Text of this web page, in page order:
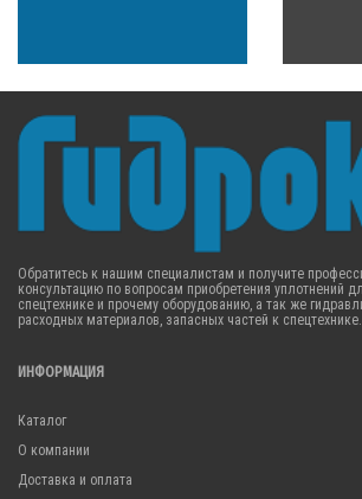
Обратитесь к нашим специалистам и получите
консультацию по вопросам приобретения уплотнений
спецтехнике и прочему оборудованию, а так же
расходных материалов, запасных частей к спецтехнике.
ИНФОРМАЦИЯ
Каталог
О компании
Доставка и оплата